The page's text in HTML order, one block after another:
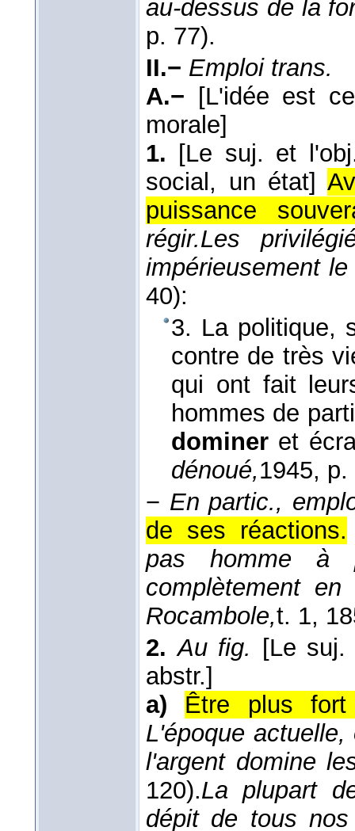
au-dessus de la
p. 77).
II.− Emploi trans.
A.− [L'idée est
morale]
1. [Le suj. et
social, un état]
puissance
régir.Les
impérieusement le
40):
3. La politique,
contre de très
qui ont fait
hommes de
dominer et
dénoué,1945, p.
− En partic.,
de ses réactions.
pas homme à
complètement
Rocambole,t. 1,
2. Au fig. [Le suj.
abstr.]
a)
Être plus
L'époque
l'argent domine
120).La plupart
dépit de tous